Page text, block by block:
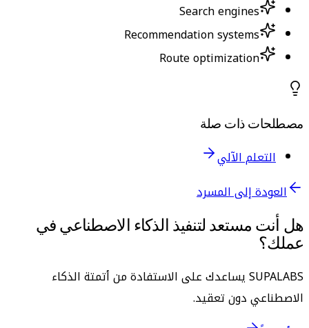
Search engines
Recommendation systems
Route optimization
مصطلحات ذات صلة
التعلم الآلي
العودة إلى المسرد
هل أنت مستعد لتنفيذ الذكاء الاصطناعي في
عملك؟
SUPALABS يساعدك على الاستفادة من أتمتة الذكاء
الاصطناعي دون تعقيد.